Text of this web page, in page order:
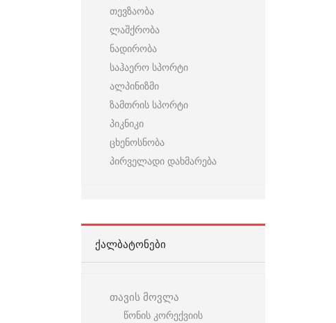
თევზაობა
ლაშქრობა
ნადირობა
საჰაერო სპორტი
ალპინიზმი
ზამთრის სპორტი
პიკნიკი
ცხენოსნობა
პირველადი დახმარება
ᲥᲐᲚᲑᲐᲢᲝᲜᲔᲑᲘ
თავის მოვლა
წონის კორექვიის